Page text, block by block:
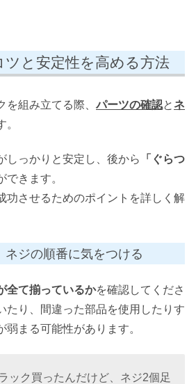
ツと安定性を高める方法
を組み立てる際、 パーツの確認とネ
。
しっかりと安定し、後から
「ぐらつ
できます。
功させるためのポイントを詳しく解
ネジの順番に気をつける
全て揃っているかを確認してくださ
たり、間違った部品を使用したりす
弱まる可能性があります。
ック買ったんだけど、ネジ2個足